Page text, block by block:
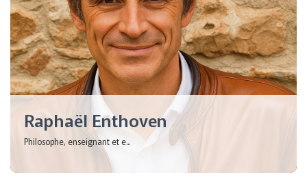
Raphaël Enthoven
Philosophe, enseignant et e...